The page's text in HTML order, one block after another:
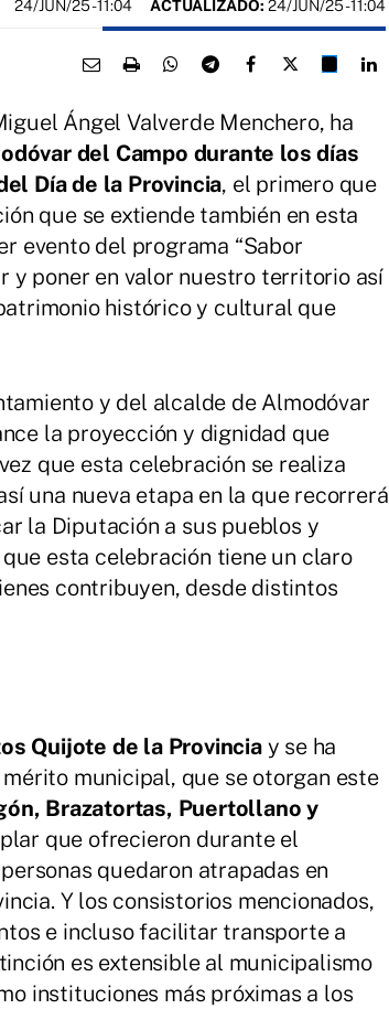
24/JUN/25- 11:04 ACTUALIZADO: 24/JUN/25 - 11:04
Ángel Valverde Menchero, ha
del Campo durante los días
Día de la Provincia, el primero que
que se extiende también en esta
evento del programa “Sabor
y poner en valor nuestro territorio así
histórico y cultural que
y del alcalde de Almodóvar
la proyección y dignidad que
que esta celebración se realiza
una nueva etapa en la que recorrerá
la Diputación a sus pueblos y
esta celebración tiene un claro
contribuyen, desde distintos
Quijote de la Provinciay se ha
municipal, que se otorgan este
Brazatortas, Puertollano y
que ofrecieron durante el
quedaron atrapadas en
Y los consistorios mencionados,
e incluso facilitar transporte a
es extensible al municipalismo
instituciones más próximas a los